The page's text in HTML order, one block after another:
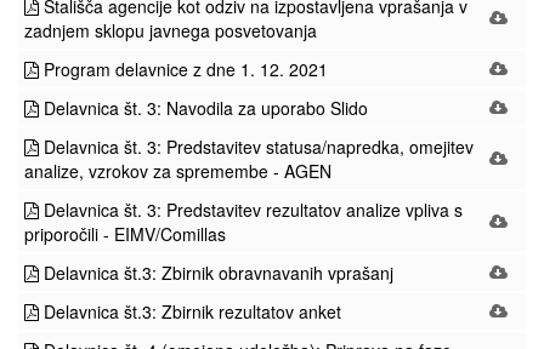
Stališča agencije kot odziv na izpostavljena vprašanja v
zadnjem sklopu javnega posvetovanja
Program delavnice z dne 1. 12. 2021
Delavnica št. 3: Navodila za uporabo Slido
Delavnica št. 3: Predstavitev statusa/napredka, omejitev
analize, vzrokov za spremembe - AGEN
Delavnica št. 3: Predstavitev rezultatov analize vpliva s
priporočili - EIMV/Comillas
Delavnica št.3: Zbirnik obravnavanih vprašanj
Delavnica št.3: Zbirnik rezultatov anket